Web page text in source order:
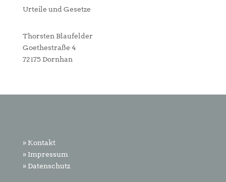
Urteile und Gesetze
Thorsten Blaufelder
Goethestraße 4
72175 Dornhan
» Kontakt
» Impressum
» Datenschutz